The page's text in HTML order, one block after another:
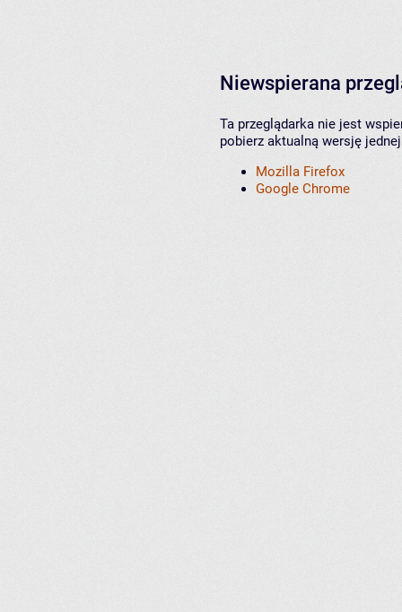
Niewspierana
Ta przeglądarka nie jest
pobierz aktualną wersję
Mozilla Firefox
Google Chrome